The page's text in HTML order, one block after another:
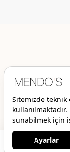
©
119,00 TL